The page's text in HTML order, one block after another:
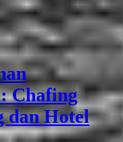
Chafing
dan Hotel